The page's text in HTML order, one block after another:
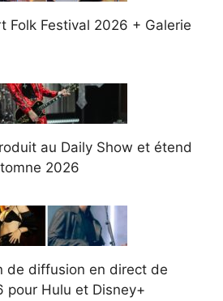
Folk Festival 2026 + Galerie
au Daily Show et étend
2026
de diffusion en direct de
pour Hulu et Disney+